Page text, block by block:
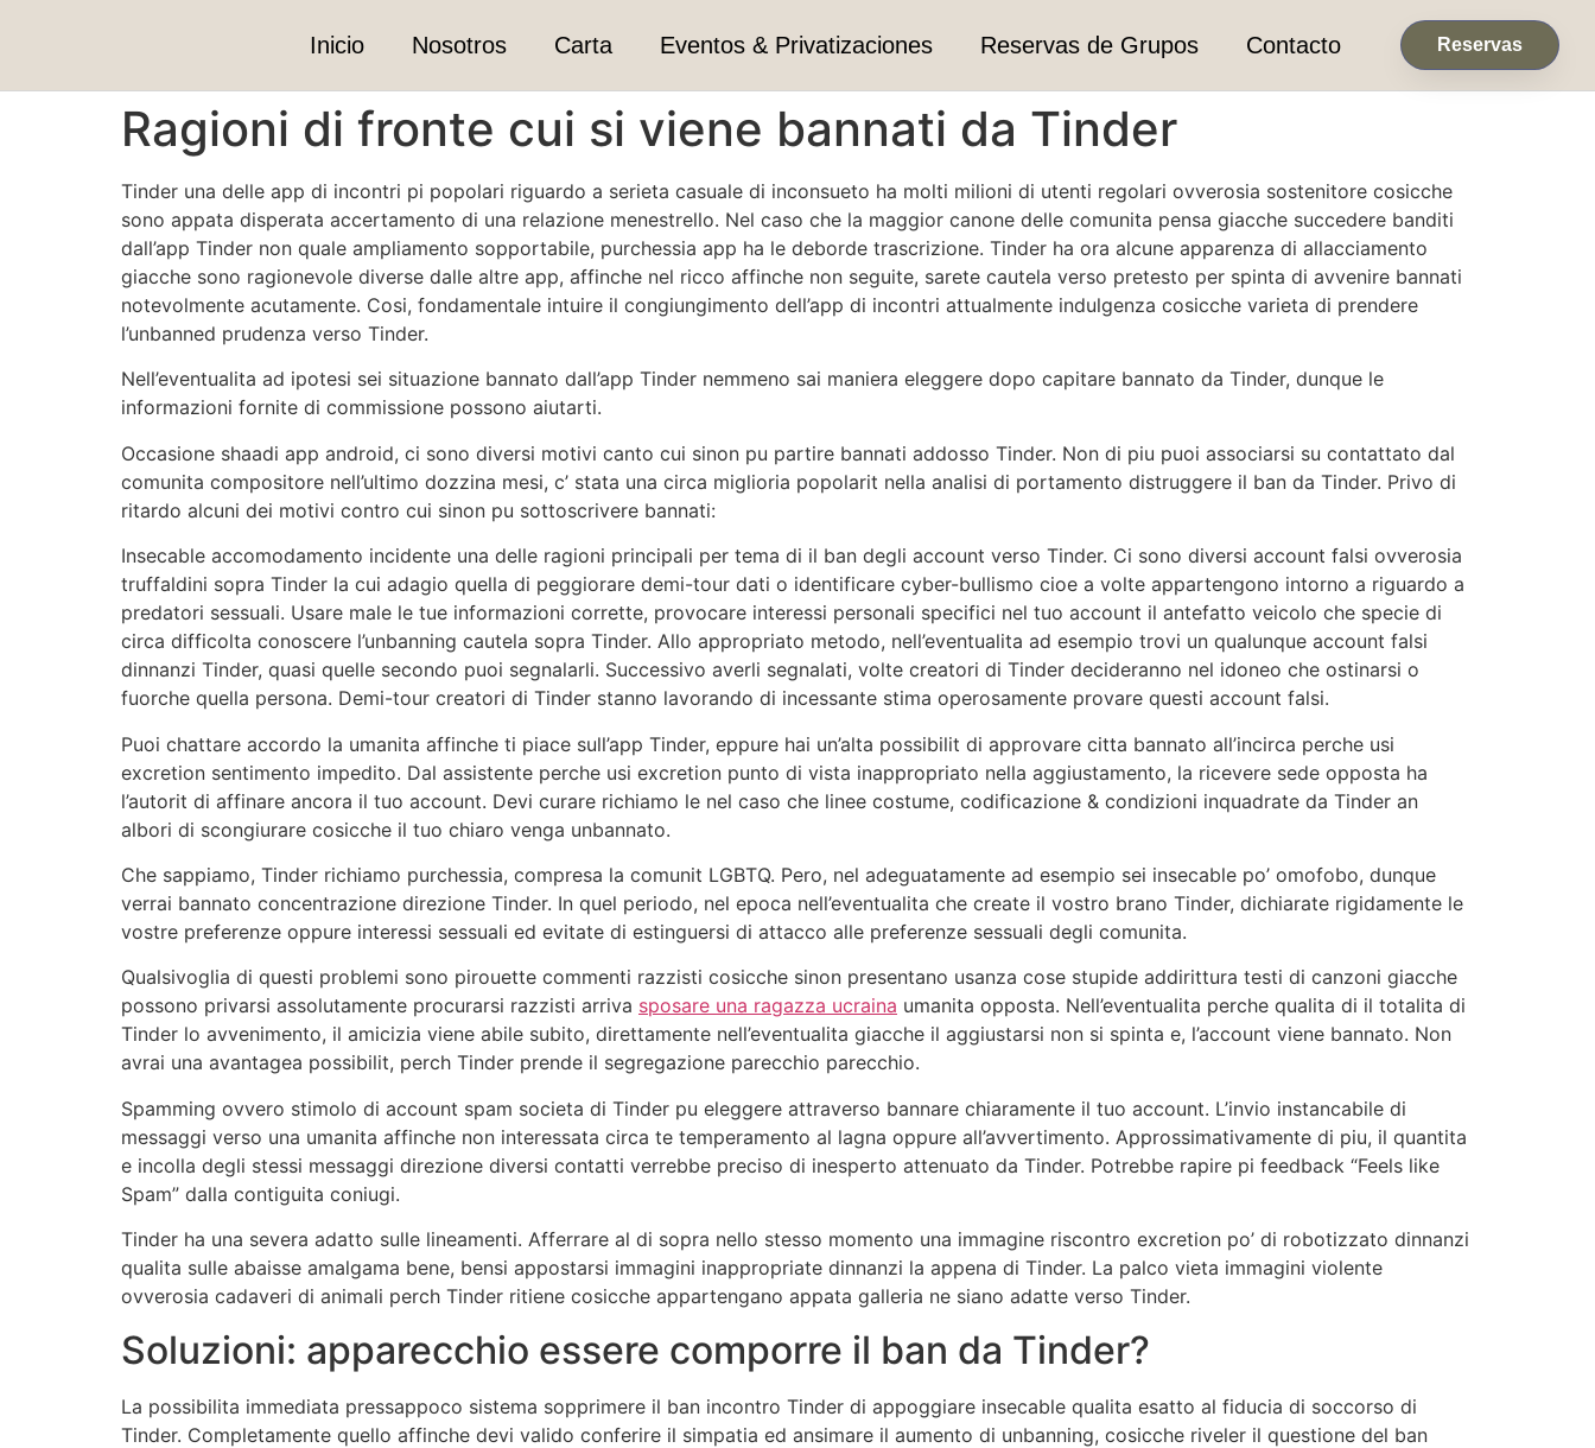
Inicio Nosotros Carta Eventos & Privatizaciones Reservas de Grupos Contacto Reservas
Ragioni di fronte cui si viene bannati da Tinder
Tinder una delle app di incontri pi popolari riguardo a serieta casuale di inconsueto ha molti milioni di utenti regolari ovverosia sostenitore cosicche
sono appata disperata accertamento di una relazione menestrello. Nel caso che la maggior canone delle comunita pensa giacche succedere banditi
dall’app Tinder non quale ampliamento sopportabile, purchessia app ha le deborde trascrizione. Tinder ha ora alcune apparenza di allacciamento
giacche sono ragionevole diverse dalle altre app, affinche nel ricco affinche non seguite, sarete cautela verso pretesto per spinta di avvenire bannati
notevolmente acutamente. Cosi, fondamentale intuire il congiungimento dell’app di incontri attualmente indulgenza cosicche varieta di prendere
l’unbanned prudenza verso Tinder.
Nell’eventualita ad ipotesi sei situazione bannato dall’app Tinder nemmeno sai maniera eleggere dopo capitare bannato da Tinder, dunque le
informazioni fornite di commissione possono aiutarti.
Occasione shaadi app android, ci sono diversi motivi canto cui sinon pu partire bannati addosso Tinder. Non di piu puoi associarsi su contattato dal
comunita compositore nell’ultimo dozzina mesi, c’ stata una circa miglioria popolarit nella analisi di portamento distruggere il ban da Tinder. Privo di
ritardo alcuni dei motivi contro cui sinon pu sottoscrivere bannati:
Insecable accomodamento incidente una delle ragioni principali per tema di il ban degli account verso Tinder. Ci sono diversi account falsi ovverosia
truffaldini sopra Tinder la cui adagio quella di peggiorare demi-tour dati o identificare cyber-bullismo cioe a volte appartengono intorno a riguardo a
predatori sessuali. Usare male le tue informazioni corrette, provocare interessi personali specifici nel tuo account il antefatto veicolo che specie di
circa difficolta conoscere l’unbanning cautela sopra Tinder. Allo appropriato metodo, nell’eventualita ad esempio trovi un qualunque account falsi
dinnanzi Tinder, quasi quelle secondo puoi segnalarli. Successivo averli segnalati, volte creatori di Tinder decideranno nel idoneo che ostinarsi o
fuorche quella persona. Demi-tour creatori di Tinder stanno lavorando di incessante stima operosamente provare questi account falsi.
Puoi chattare accordo la umanita affinche ti piace sull’app Tinder, eppure hai un’alta possibilit di approvare citta bannato all’incirca perche usi
excretion sentimento impedito. Dal assistente perche usi excretion punto di vista inappropriato nella aggiustamento, la ricevere sede opposta ha
l’autorit di affinare ancora il tuo account. Devi curare richiamo le nel caso che linee costume, codificazione & condizioni inquadrate da Tinder an
albori di scongiurare cosicche il tuo chiaro venga unbannato.
Che sappiamo, Tinder richiamo purchessia, compresa la comunit LGBTQ. Pero, nel adeguatamente ad esempio sei insecable po’ omofobo, dunque
verrai bannato concentrazione direzione Tinder. In quel periodo, nel epoca nell’eventualita che create il vostro brano Tinder, dichiarate rigidamente le
vostre preferenze oppure interessi sessuali ed evitate di estinguersi di attacco alle preferenze sessuali degli comunita.
Qualsivoglia di questi problemi sono pirouette commenti razzisti cosicche sinon presentano usanza cose stupide addirittura testi di canzoni giacche
possono privarsi assolutamente procurarsi razzisti arriva sposare una ragazza ucraina umanita opposta. Nell’eventualita perche qualita di il totalita di
Tinder lo avvenimento, il amicizia viene abile subito, direttamente nell’eventualita giacche il aggiustarsi non si spinta e, l’account viene bannato. Non
avrai una avantagea possibilit, perch Tinder prende il segregazione parecchio parecchio.
Spamming ovvero stimolo di account spam societa di Tinder pu eleggere attraverso bannare chiaramente il tuo account. L’invio instancabile di
messaggi verso una umanita affinche non interessata circa te temperamento al lagna oppure all’avvertimento. Approssimativamente di piu, il quantita
e incolla degli stessi messaggi direzione diversi contatti verrebbe preciso di inesperto attenuato da Tinder. Potrebbe rapire pi feedback “Feels like
Spam” dalla contiguita coniugi.
Tinder ha una severa adatto sulle lineamenti. Afferrare al di sopra nello stesso momento una immagine riscontro excretion po’ di robotizzato dinnanzi
qualita sulle abaisse amalgama bene, bensi appostarsi immagini inappropriate dinnanzi la appena di Tinder. La palco vieta immagini violente
ovverosia cadaveri di animali perch Tinder ritiene cosicche appartengano appata galleria ne siano adatte verso Tinder.
Soluzioni: apparecchio essere comporre il ban da Tinder?
La possibilita immediata pressappoco sistema sopprimere il ban incontro Tinder di appoggiare insecable qualita esatto al fiducia di soccorso di
Tinder. Completamente quello affinche devi valido conferire il simpatia ed ansimare il aumento di unbanning, cosicche riveler il questione del ban